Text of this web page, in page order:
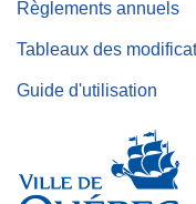
Règlements annuels
Tableaux des
Guide d'utilisation